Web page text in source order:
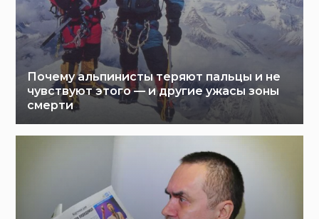
Почему альпинисты теряют пальцы и не
чувствуют этого — и другие ужасы зоны
смерти